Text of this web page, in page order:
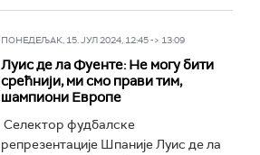
ПОНЕДЕЉАК, 15. ЈУЛ 2024, 12:45 -> 13:09
Луис де ла Фуенте: Не могу бити
срећнији, ми смо прави тим,
шампиони Европе
Селектор фудбалске
репрезентације Шпаније Луис де ла